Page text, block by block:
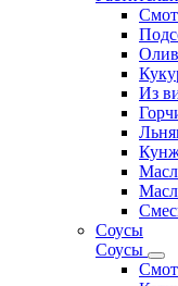
Из
Соусы
Соусы